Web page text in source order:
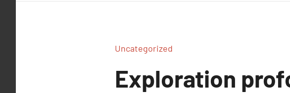
Uncategorized
Exploration